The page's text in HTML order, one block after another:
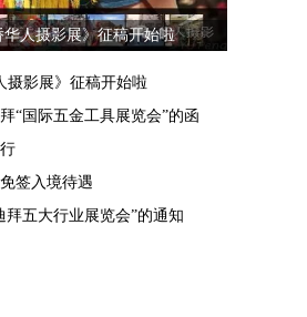
人摄影展》征稿开始啦
摄影展》征稿开始啦
“国际五金工具展览会”的函
签入境待遇
拜五大行业展览会”的通知